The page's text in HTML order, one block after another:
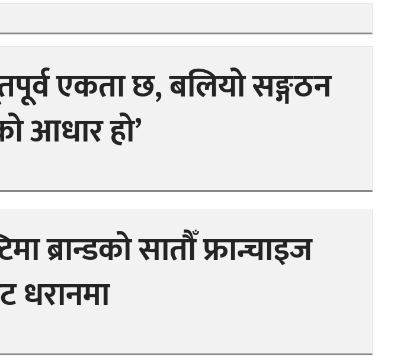
एकता छ, बलियो सङ्गठन
आधार हो’
ब्रान्डको सातौँ फ्रान्चाइज